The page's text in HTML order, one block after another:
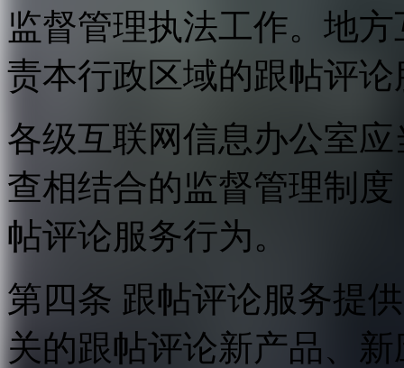
监督管理执法工作。地
责本行政区域的跟帖评
各级互联网信息办公室
查相结合的监督管理制
帖评论服务行为。
第四条 跟帖评论服务提
关的跟帖评论新产品、